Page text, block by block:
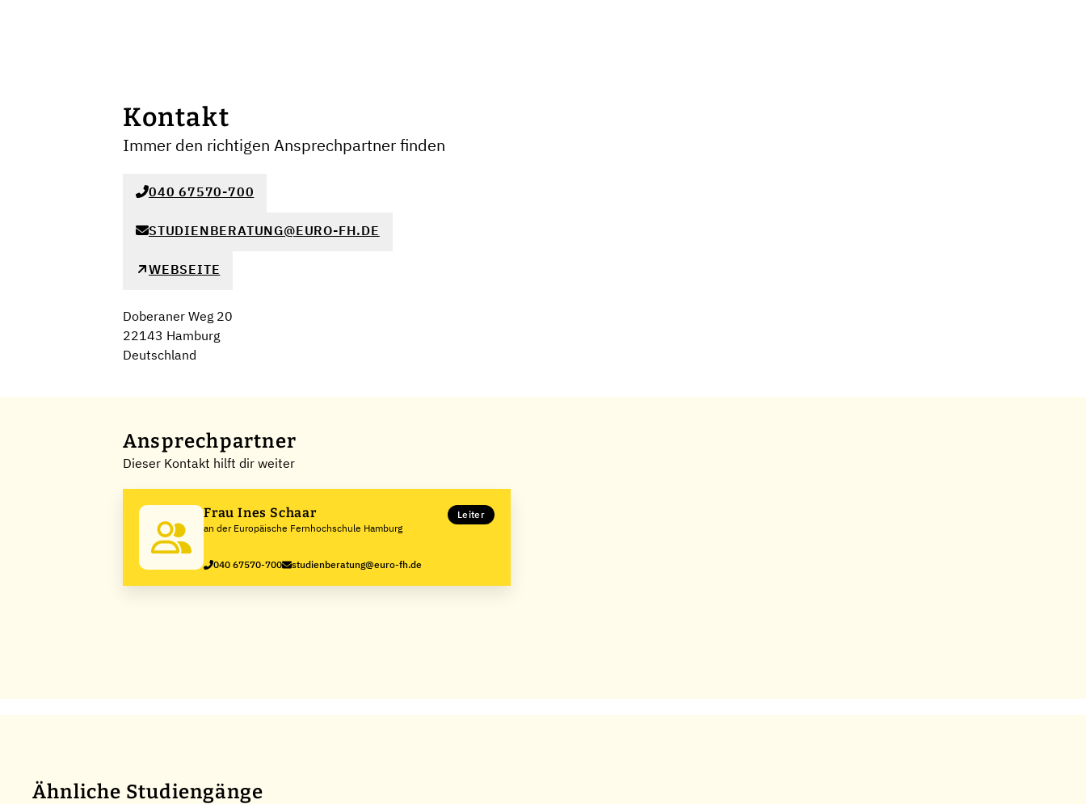
Kontakt
Immer den richtigen Ansprechpartner finden
040 67570-700
STUDIENBERATUNG@EURO-FH.DE
WEBSEITE
Doberaner Weg 20
22143 Hamburg
Deutschland
Ansprechpartner
Dieser Kontakt hilft dir weiter
Frau Ines Schaar
an der Europäische Fernhochschule Hamburg
Leiter
040 67570-700 studienberatung@euro-fh.de
Ähnliche Studiengänge